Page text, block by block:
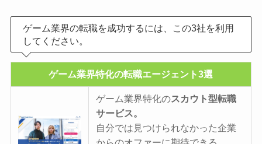
ゲーム業界の転職を成功するには、この3社を利用
してください。
ゲーム業界特化の転職エージェント3選
ゲーム業界特化のスカウト型転職
サービス。
自分では見つけられなかった企業